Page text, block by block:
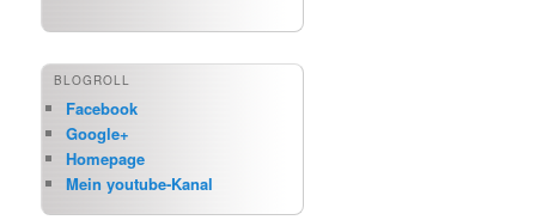
BLOGROLL
Facebook
Google+
Homepage
Mein youtube-Kanal